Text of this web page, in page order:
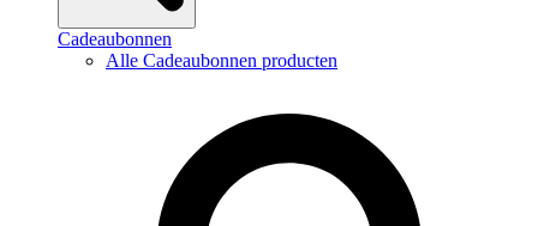
Cadeaubonnen
Alle Cadeaubonnen producten